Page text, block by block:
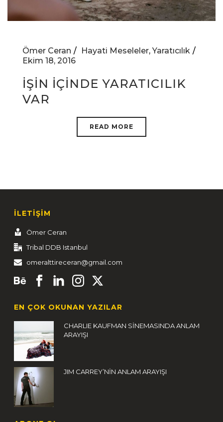
Ömer Ceran Hayati Meseleler,Yaratıcılık
Ekim 18, 2016
İŞİN İÇİNDE YARATICILIK
VAR
READ MORE
İLETİŞİM
Ömer Ceran
Tribal DDB Istanbul
omeralttireceran@gmail.com
EN ÇOK OKUNAN YAZILAR
CHARLIE KAUFMAN SİNEMASINDA ANLAM
ARAYIŞI
JIM CARREY’NİN ANLAM ARAYIŞI